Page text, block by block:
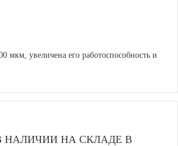
мкм, увеличена его работоспособность и
НА СКЛАДЕ В